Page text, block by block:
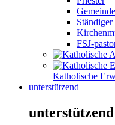
FSJ-
Katholische
unterstützend
unterstützend